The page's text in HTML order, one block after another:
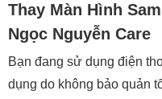
Thay Màn Hình
Ngọc Nguyễn Care
Bạn đang sử dụng điện
dụng do không bảo quản